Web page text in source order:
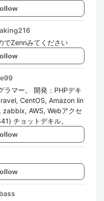
でZennみてください
ラマー。 開発：PHPデキ
CentOS, Amazon lin
AWS, Webアクセ
チョットデキル。